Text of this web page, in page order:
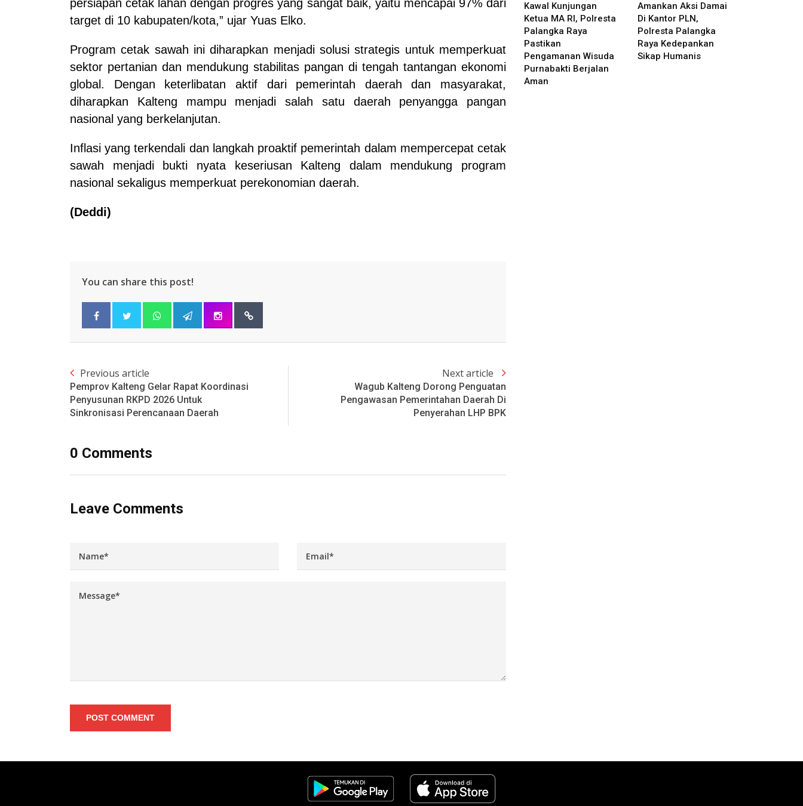
persiapan cetak lahan dengan progres yang sangat baik, yaitu mencapai 97% dari
target di 10 kabupaten/kota,” ujar Yuas Elko.
Program cetak sawah ini diharapkan menjadi solusi strategis untuk memperkuat
sektor pertanian dan mendukung stabilitas pangan di tengah tantangan ekonomi
global. Dengan keterlibatan aktif dari pemerintah daerah dan masyarakat,
diharapkan Kalteng mampu menjadi salah satu daerah penyangga pangan
nasional yang berkelanjutan.
Inflasi yang terkendali dan langkah proaktif pemerintah dalam mempercepat cetak
sawah menjadi bukti nyata keseriusan Kalteng dalam mendukung program
nasional sekaligus memperkuat perekonomian daerah.
(Deddi)
You can share this post!
Previous article
Pemprov Kalteng Gelar Rapat Koordinasi
Penyusunan RKPD 2026 Untuk
Sinkronisasi Perencanaan Daerah
Next article
Wagub Kalteng Dorong Penguatan
Pengawasan Pemerintahan Daerah Di
Penyerahan LHP BPK
0 Comments
Leave Comments
POST COMMENT
Kawal Kunjungan
Ketua MA RI, Polresta
Palangka Raya
Pastikan
Pengamanan Wisuda
Purnabakti Berjalan
Aman
Amankan Aksi Damai
Di Kantor PLN,
Polresta Palangka
Raya Kedepankan
Sikap Humanis